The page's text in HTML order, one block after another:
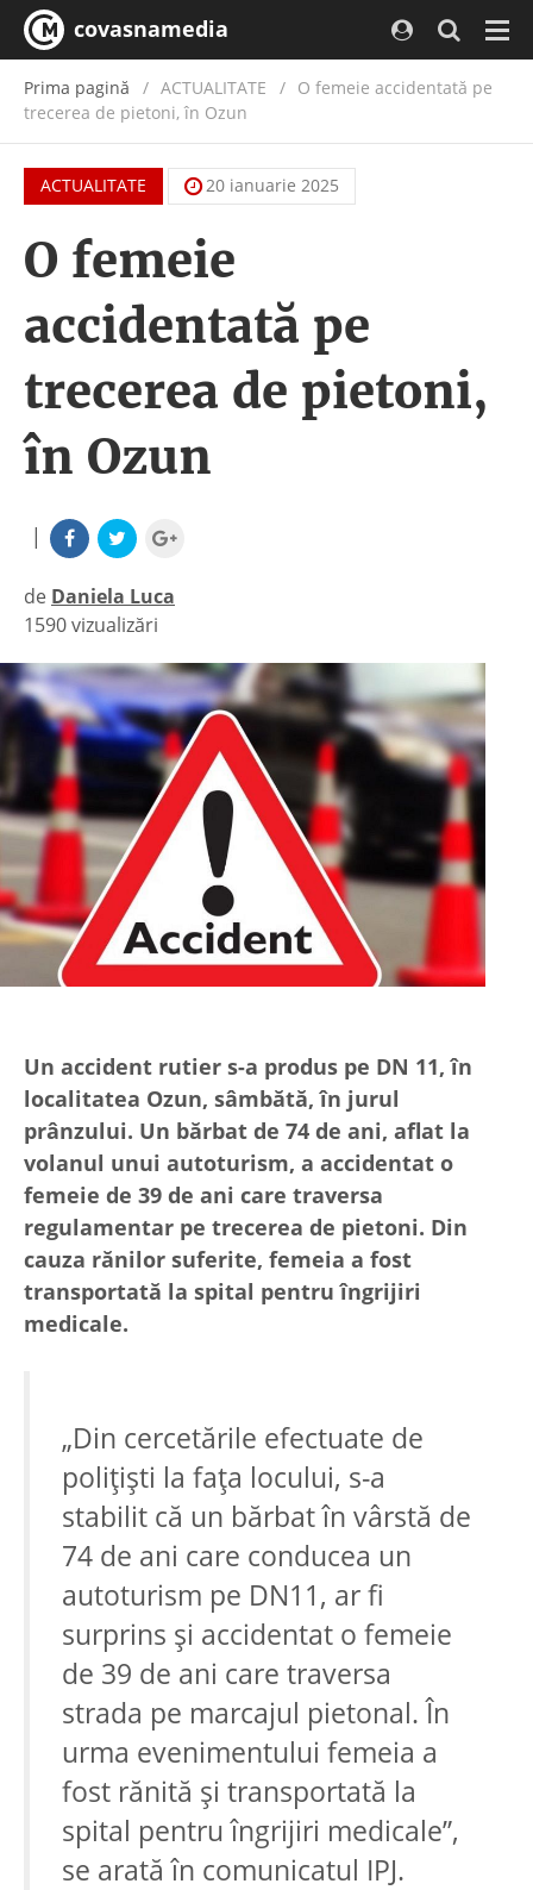
covasnamedia
Prima pagină ACTUALITATE / O femeie accidentată pe
trecerea de pietoni, în Ozun
ACTUALITATE 20 ianuarie 2025
O femeie
accidentată pe
trecerea de pietoni,
în Ozun
|
de Daniela Luca
|
1590 vizualizări
Un accident rutier s-a produs pe DN 11, în
localitatea Ozun, sâmbătă, în jurul
prânzului. Un bărbat de 74 de ani, aflat la
volanul unui autoturism, a accidentat o
femeie de 39 de ani care traversa
regulamentar pe trecerea de pietoni. Din
cauza rănilor suferite, femeia a fost
transportată la spital pentru îngrijiri
medicale.
„Din cercetările efectuate de
polițiști la fața locului, s-a
stabilit că un bărbat în vârstă de
74 de ani care conducea un
autoturism pe DN11, ar fi
surprins și accidentat o femeie
de 39 de ani care traversa
strada pe marcajul pietonal. În
urma evenimentului femeia a
fost rănită și transportată la
spital pentru îngrijiri medicale”,
se arată în comunicatul IPJ.